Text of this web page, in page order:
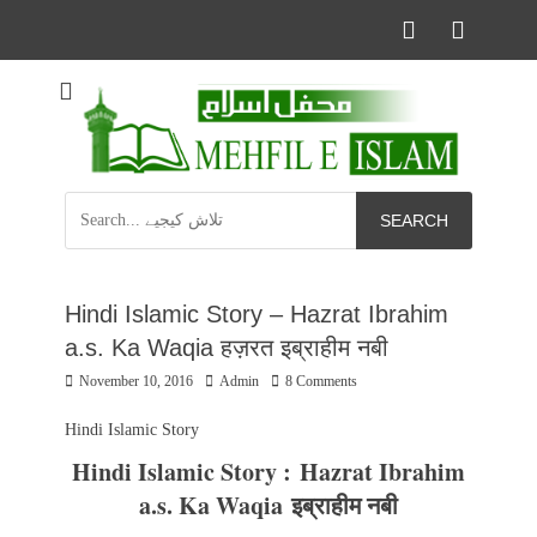
Facebook
Mehfil e Islam
Informational islamic articles on unique topics
for:
Hindi Islamic Story – Hazrat Ibrahim
a.s. Ka Waqia हज़रत इब्राहीम नबी
Posted
November 10, 2016 Author
Admin 8 Comments
Hindi Islamic Story
Hindi Islamic Story : Hazrat Ibrahim
a.s. Ka Waqia इब्राहीम नबी